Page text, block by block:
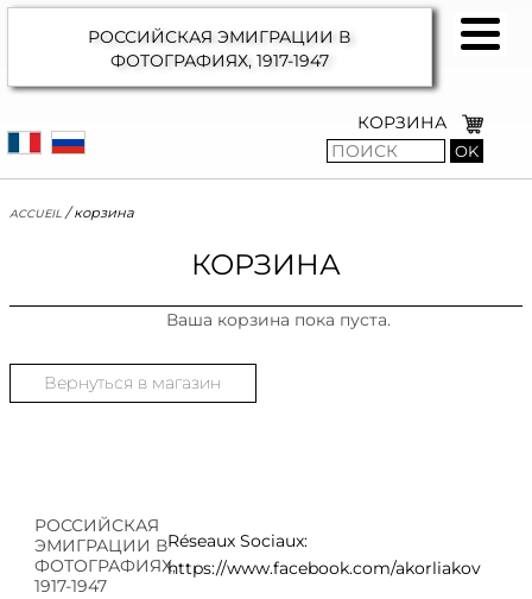
РОССИЙСКАЯ ЭМИГРАЦИИ В
ФОТОГРАФИЯХ, 1917-1947
КОРЗИНА
OK
accueil/корзина
КОРЗИНА
Ваша корзина пока пуста.
Вернуться в магазин
РОССИЙСКАЯ
ЭМИГРАЦИИ В
ФОТОГРАФИЯХ,
1917-1947
Réseaux Sociaux:
https://www.facebook.com/akorliakov